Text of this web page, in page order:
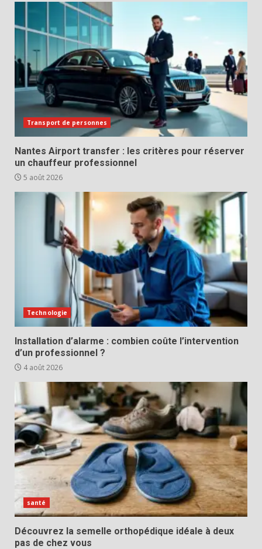
Transport de personnes
Nantes Airport transfer : les critères pour réserver
un chauffeur professionnel
5 août 2026
Technologie
Installation d’alarme : combien coûte l’intervention
d’un professionnel ?
4 août 2026
santé
Découvrez la semelle orthopédique idéale à deux
pas de chez vous